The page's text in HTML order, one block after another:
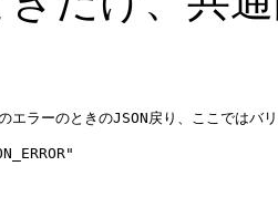
ーのときのJSON戻り、ここではバ